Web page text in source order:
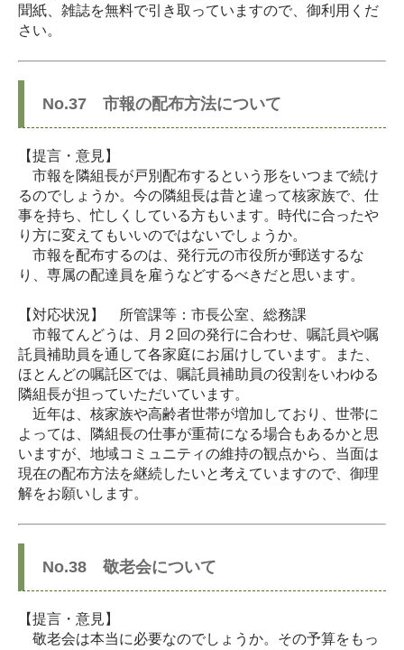
聞紙、雑誌を無料で引き取っていますので、御利用くだ
さい。
No.37 市報の配布方法について
【提言・意見】
市報を隣組長が戸別配布するという形をいつまで続け
るのでしょうか。今の隣組長は昔と違って核家族で、仕
事を持ち、忙しくしている方もいます。時代に合ったや
り方に変えてもいいのではないでしょうか。
市報を配布するのは、発行元の市役所が郵送するな
り、専属の配達員を雇うなどするべきだと思います。
【対応状況】 所管課等：市長公室、総務課
市報てんどうは、月２回の発行に合わせ、嘱託員や嘱
託員補助員を通して各家庭にお届けしています。また、
ほとんどの嘱託区では、嘱託員補助員の役割をいわゆる
隣組長が担っていただいています。
近年は、核家族や高齢者世帯が増加しており、世帯に
よっては、隣組長の仕事が重荷になる場合もあるかと思
いますが、地域コミュニティの維持の観点から、当面は
現在の配布方法を継続したいと考えていますので、御理
解をお願いします。
No.38 敬老会について
【提言・意見】
敬老会は本当に必要なのでしょうか。その予算をもっ